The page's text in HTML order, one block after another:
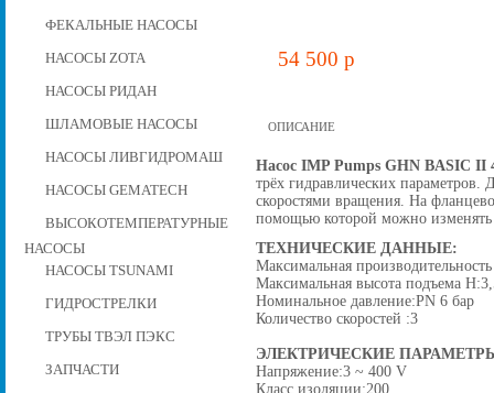
ФЕКАЛЬНЫЕ НАСОСЫ
НАСОСЫ ZOTA
НАСОСЫ РИДАН
ШЛАМОВЫЕ НАСОСЫ
НАСОСЫ ЛИВГИДРОМАШ
НАСОСЫ GEMATECH
ВЫСОКОТЕМПЕРАТУРНЫЕ
НАСОСЫ
НАСОСЫ TSUNAMI
ГИДРОСТРЕЛКИ
ТРУБЫ ТВЭЛ ПЭКС
ЗАПЧАСТИ
54 500 p
ОПИСАНИЕ
Насос IMP Pumps GHN BASIC II
трёх гидравлических параметров.
скоростями вращения. На
помощью которой можно изменять
ТЕХНИЧЕСКИЕ ДАННЫЕ:
Максимальная
Максимальная высота подъема
Номинальное давление:PN 6 бар
Количество скоростей :3
ЭЛЕКТРИЧЕСКИЕ
Напряжение:3 ~ 400 V
Класс изоляции:200